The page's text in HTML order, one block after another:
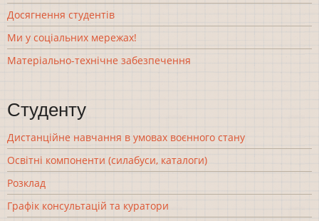
Досягнення студентів
Ми у соціальних мережах!
Матеріально-технічне забезпечення
Студенту
Дистанційне навчання в умовах воєнного стану
Освітні компоненти (силабуси, каталоги)
Розклад
Графік консультацій та куратори